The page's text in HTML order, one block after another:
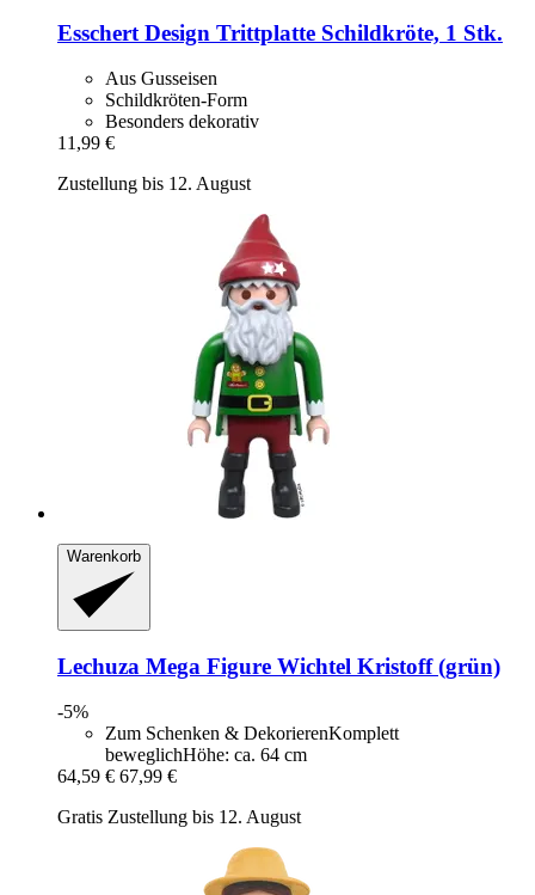
Esschert Design Trittplatte Schildkröte, 1 Stk.
Aus Gusseisen
Schildkröten-Form
Besonders dekorativ
11,99 €
Zustellung bis 12. August
Warenkorb
Lechuza Mega Figure Wichtel Kristoff (grün)
-5%
Zum Schenken & DekorierenKomplett
beweglichHöhe: ca. 64 cm
64,59 € 67,99 €
Gratis Zustellung bis 12. August